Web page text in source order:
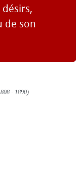
de son
- 1890)